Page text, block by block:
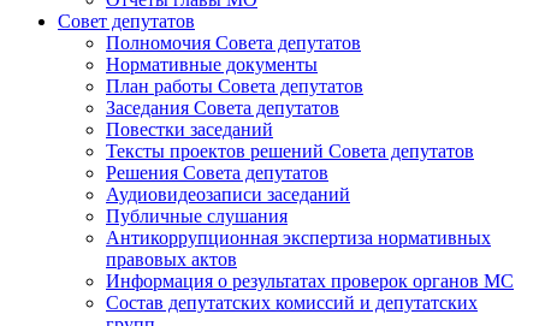
Совет депутатов
Полномочия Совета депутатов
Нормативные документы
План работы Совета депутатов
Заседания Cовета депутатов
Повестки заседаний
Тексты проектов решений Совета депутатов
Решения Совета депутатов
Аудиовидеозаписи заседаний
Публичные слушания
Антикоррупционная экспертиза нормативных
правовых актов
Информация о результатах проверок органов МС
Состав депутатских комиссий и депутатских